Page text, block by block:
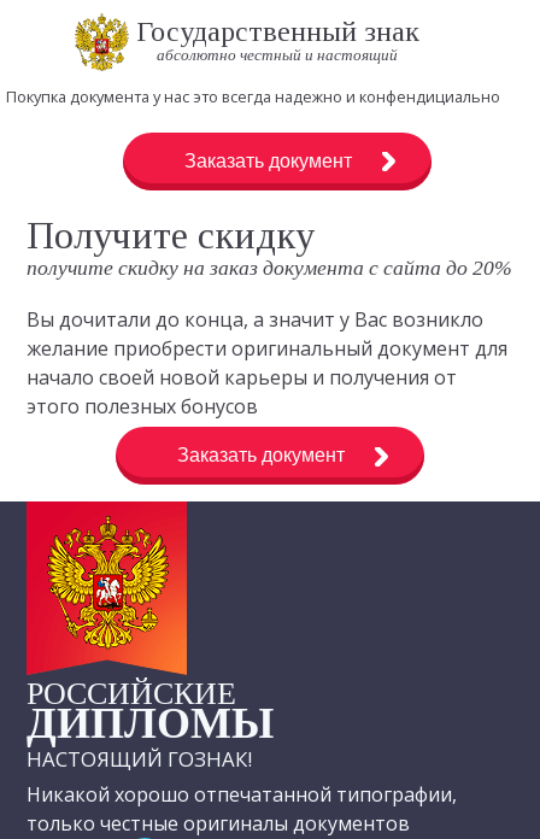
Государственный знак
абсолютно честный и настоящий
Покупка документа у нас это всегда надежно и конфендициально
Заказать документ
Получите скидку
получите скидку на заказ документа с сайта до 20%
Вы дочитали до конца, а значит у Вас возникло
желание приобрести оригинальный документ для
начало своей новой карьеры и получения от
этого полезных бонусов
Заказать документ
РОССИЙСКИЕ
ДИПЛОМЫ
НАСТОЯЩИЙ ГОЗНАК!
Никакой хорошо отпечатанной типографии,
только честные оригиналы документов